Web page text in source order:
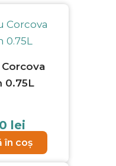
0.75L
lei
în coș